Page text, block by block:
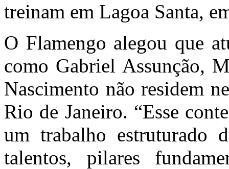
treinam em Lagoa Santa,
O Flamengo alegou que
como Gabriel Assunção,
Nascimento não residem
Rio de Janeiro. “Esse
um trabalho estruturado
talentos, pilares